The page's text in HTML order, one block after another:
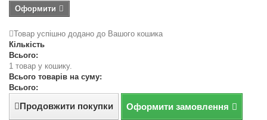
Оформити
Товар успішно додано до Вашого кошика
Кількість
Всього:
1 товар у кошику.
Всього товарів на суму:
Всього:
Продовжити покупки Оформити замовлення